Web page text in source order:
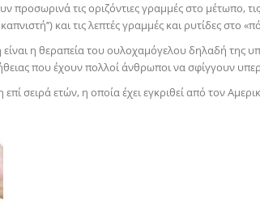
προσωρινά τις οριζόντιες γραμμές στο μέτωπο,
και τις λεπτές γραμμές και ρυτίδες στο
είναι η θεραπεία του ουλοχαμόγελου δηλαδή
που έχουν πολλοί άνθρωποι να σφίγγουν
επί σειρά ετών, η οποία έχει εγκριθεί από τον